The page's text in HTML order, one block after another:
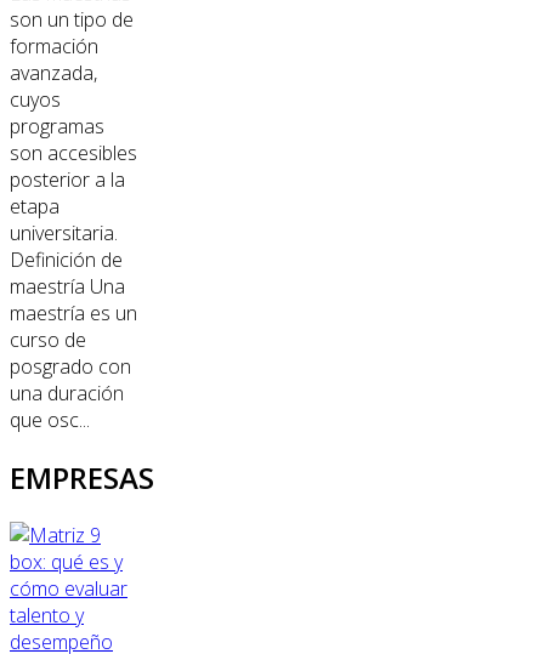
son un tipo de
formación
avanzada,
cuyos
programas
son accesibles
posterior a la
etapa
universitaria.
Definición de
maestría Una
maestría es un
curso de
posgrado con
una duración
que osc...
EMPRESAS